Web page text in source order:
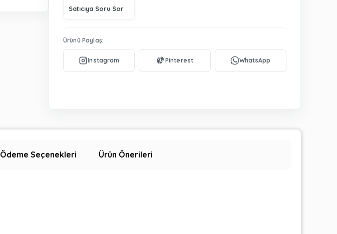
Satıcıya Soru Sor
Ürünü Paylaş:
Ödeme Seçenekleri Ürün Önerileri